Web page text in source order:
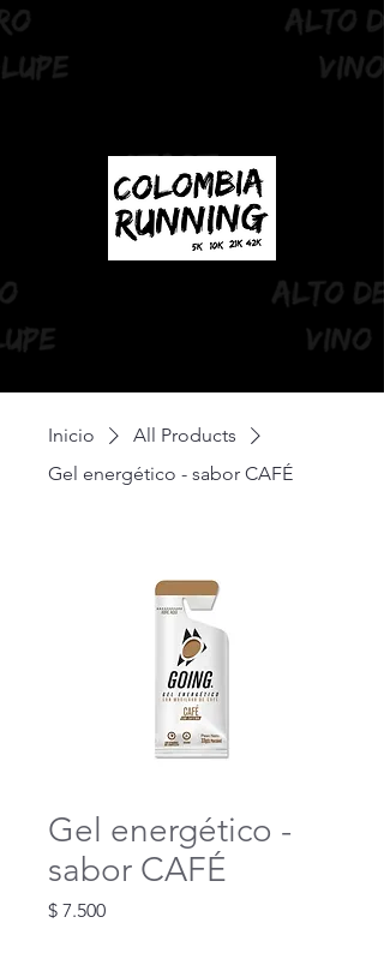
Inicio
All Products
Gel energético - sabor CAFÉ
Gel energético -
sabor CAFÉ
$ 7.500Precio